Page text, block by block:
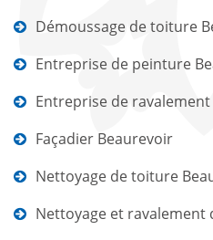
Démoussage de toiture
Entreprise de peinture
Entreprise de
Façadier Beaurevoir
Nettoyage de toiture
Nettoyage et ravalement